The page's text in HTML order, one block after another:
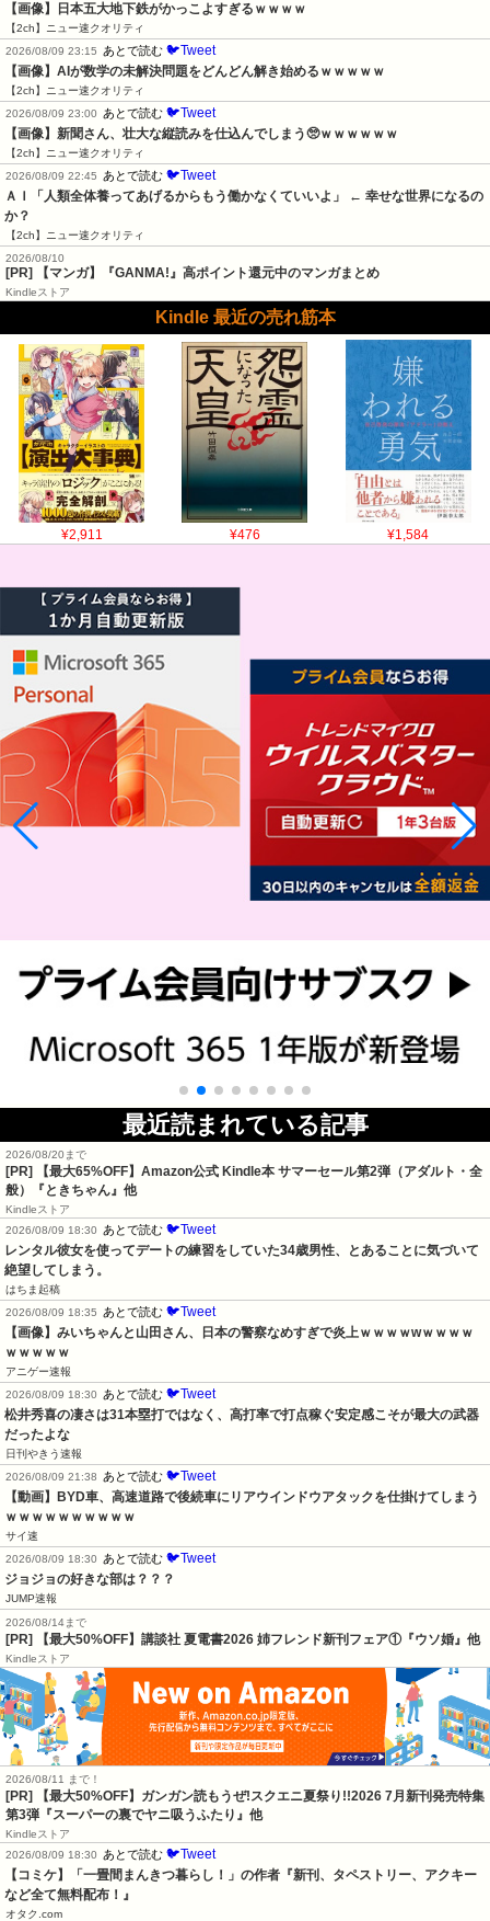
【画像】日本五大地下鉄がかっこよすぎるｗｗｗｗ
【2ch】ニュー速クオリティ
2026/08/09 23:15
あとで読む 🐦Tweet
【画像】AIが数学の未解決問題をどんどん解き始めるｗｗｗｗｗ
【2ch】ニュー速クオリティ
2026/08/09 23:00
あとで読む 🐦Tweet
【画像】新聞さん、壮大な縦読みを仕込んでしまう🥺ｗｗｗｗｗｗ
【2ch】ニュー速クオリティ
2026/08/09 22:45
あとで読む 🐦Tweet
ＡＩ「人類全体養ってあげるからもう働かなくていいよ」 ← 幸せな世界になるの
か？
【2ch】ニュー速クオリティ
2026/08/10
[PR] 【マンガ】『GANMA!』高ポイント還元中のマンガまとめ
Kindleストア
Kindle 最近の売れ筋本
¥2,911 ¥476 ¥1,584
最近読まれている記事
2026/08/20まで
[PR]
【最大65%OFF】Amazon公式 Kindle本 サマーセール第2弾（アダルト・全
般）『ときちゃん』他
Kindleストア
2026/08/09 18:30
あとで読む 🐦Tweet
レンタル彼女を使ってデートの練習をしていた34歳男性、とあることに気づいて
絶望してしまう。
はちま起稿
2026/08/09 18:35
あとで読む 🐦Tweet
【画像】みいちゃんと山田さん、日本の警察なめすぎで炎上ｗｗｗｗwｗｗｗｗ
ｗｗｗｗｗ
アニゲー速報
2026/08/09 18:30
あとで読む 🐦Tweet
松井秀喜の凄さは31本塁打ではなく、高打率で打点稼ぐ安定感こそが最大の武器
だったよな
日刊やきう速報
2026/08/09 21:38
あとで読む 🐦Tweet
【動画】BYD車、高速道路で後続車にリアウインドウアタックを仕掛けてしまう
ｗｗｗｗｗｗｗｗｗｗ
サイ速
2026/08/09 18:30
あとで読む 🐦Tweet
ジョジョの好きな部は？？？
JUMP速報
2026/08/14まで
[PR] 【最大50%OFF】講談社 夏電書2026 姉フレンド新刊フェア①『ウソ婚』他
Kindleストア
2026/08/11 まで！
[PR] 【最大50%OFF】ガンガン読もうぜ!スクエニ夏祭り!!2026 7月新刊発売特集
第3弾『スーパーの裏でヤニ吸うふたり』他
Kindleストア
2026/08/09 18:30
あとで読む 🐦Tweet
【コミケ】「一畳間まんきつ暮らし！」の作者『新刊、タペストリー、アクキー
など全て無料配布！』
オタク.com